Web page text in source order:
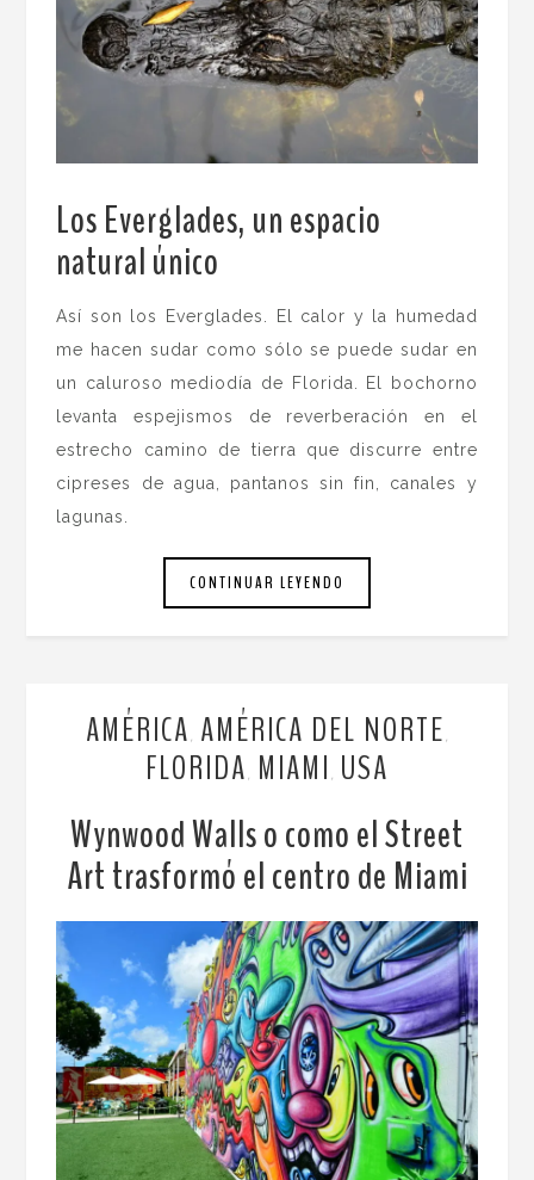
Los Everglades, un espacio
natural único
Así son los Everglades. El calor y la humedad
me hacen sudar como sólo se puede sudar en
un caluroso mediodía de Florida. El bochorno
levanta espejismos de reverberación en el
estrecho camino de tierra que discurre entre
cipreses de agua, pantanos sin fin, canales y
lagunas.
CONTINUAR LEYENDO
AMÉRICA AMÉRICA DEL NORTE
FLORIDA MIAMI USA
Wynwood Walls o como el Street
Art trasformó el centro de Miami